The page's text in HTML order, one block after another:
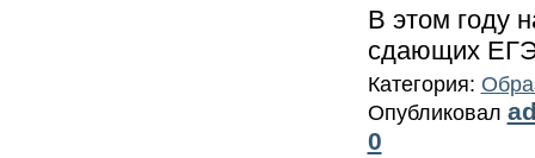
В этом году
сдающих
Категория:
Опубликовал
0